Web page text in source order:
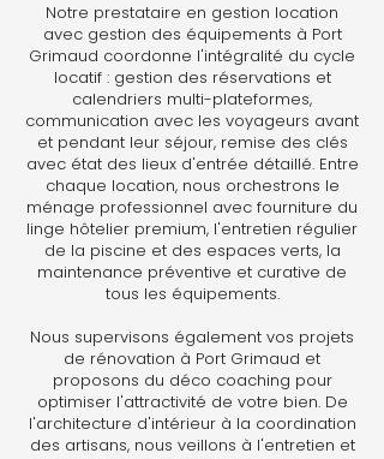
Notre prestataire en gestion location
avec gestion des équipements à Port
Grimaud coordonne l'intégralité du cycle
locatif : gestion des réservations et
calendriers multi-plateformes,
communication avec les voyageurs avant
et pendant leur séjour, remise des clés
avec état des lieux d'entrée détaillé. Entre
chaque location, nous orchestrons le
ménage professionnel avec fourniture du
linge hôtelier premium, l'entretien régulier
de la piscine et des espaces verts, la
maintenance préventive et curative de
tous les équipements.
Nous supervisons également vos projets
de rénovation à Port Grimaud et
proposons du déco coaching pour
optimiser l'attractivité de votre bien. De
l'architecture d'intérieur à la coordination
des artisans, nous veillons à l'entretien et